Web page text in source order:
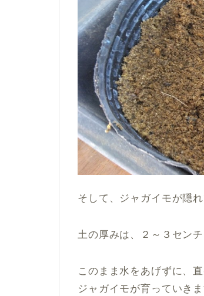
そして、ジャガイモが隠
土の厚みは、２～３セン
このまま水をあげずに、
ジャガイモが育っていきま